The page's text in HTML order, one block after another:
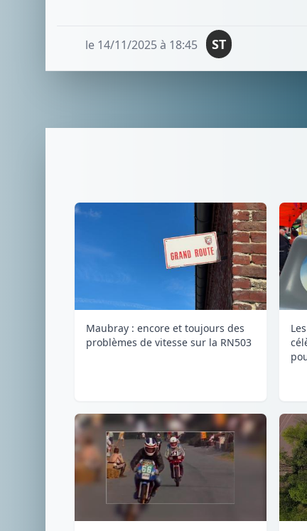
le 14/11/2025 à 18:45 ST
Maubray : encore et toujours des
problèmes de vitesse sur la RN503